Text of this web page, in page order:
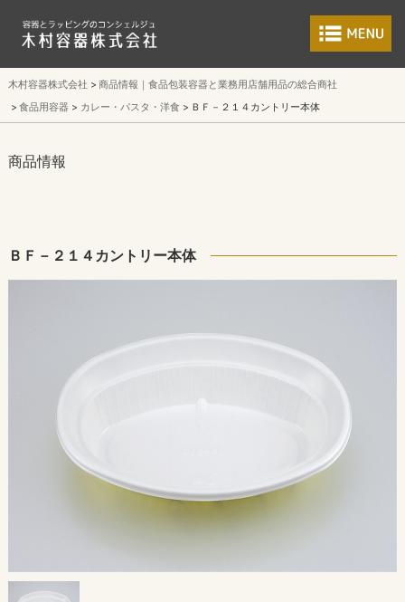
食品包装容器と
木村容器株式会社
商品情報｜食品包装容器と業務用店舗用品の総合商社
食品用容器
カレー・パスタ・洋食 ＢＦ－２１４カントリー本体
商品情報
ＢＦ－２１４カントリー本体